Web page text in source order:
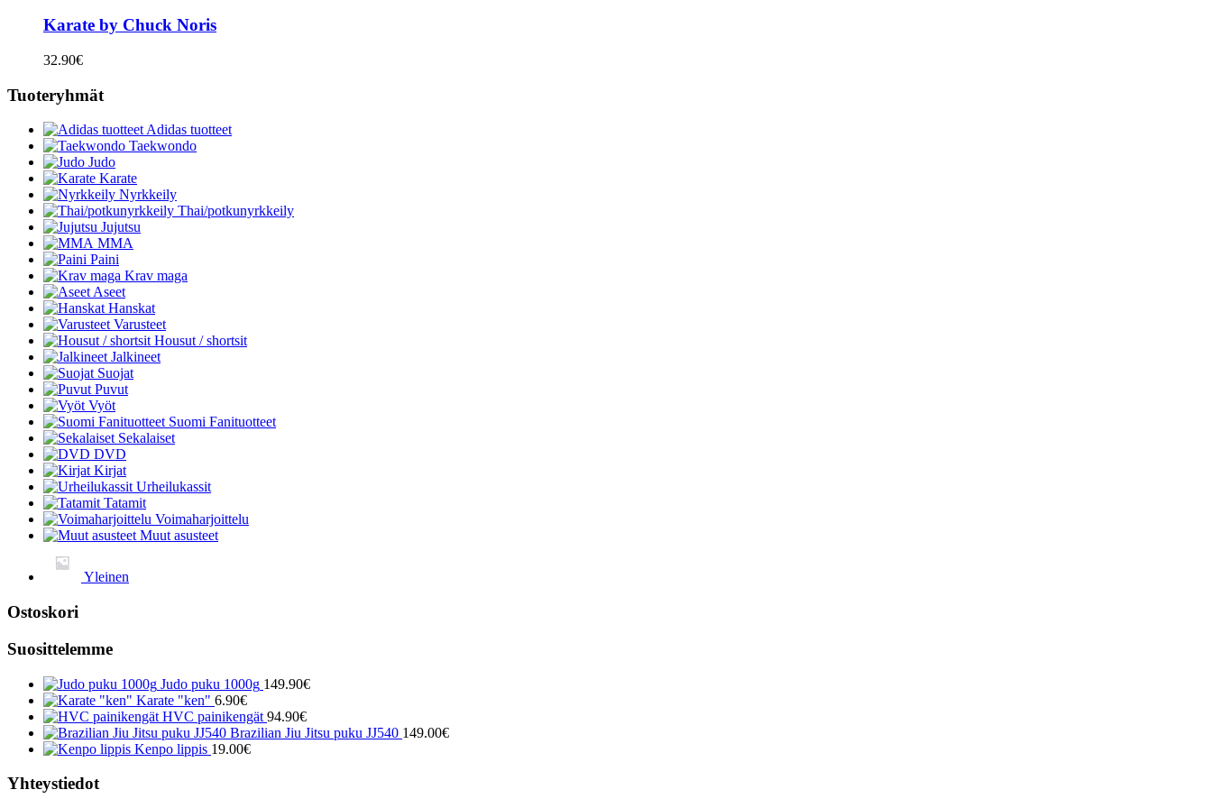
Karate by Chuck Noris
32.90€
Tuoteryhmät
Adidas tuotteet
Taekwondo
Judo
Karate
Nyrkkeily
Thai/potkunyrkkeily
Jujutsu
MMA
Paini
Krav maga
Aseet
Hanskat
Varusteet
Housut / shortsit
Jalkineet
Suojat
Puvut
Vyöt
Suomi Fanituotteet
Sekalaiset
DVD
Kirjat
Urheilukassit
Tatamit
Voimaharjoittelu
Muut asusteet
Yleinen
Ostoskori
Suosittelemme
Judo puku 1000g 149.90€
Karate "ken" 6.90€
HVC painikengät 94.90€
Brazilian Jiu Jitsu puku JJ540 149.00€
Kenpo lippis 19.00€
Yhteystiedot